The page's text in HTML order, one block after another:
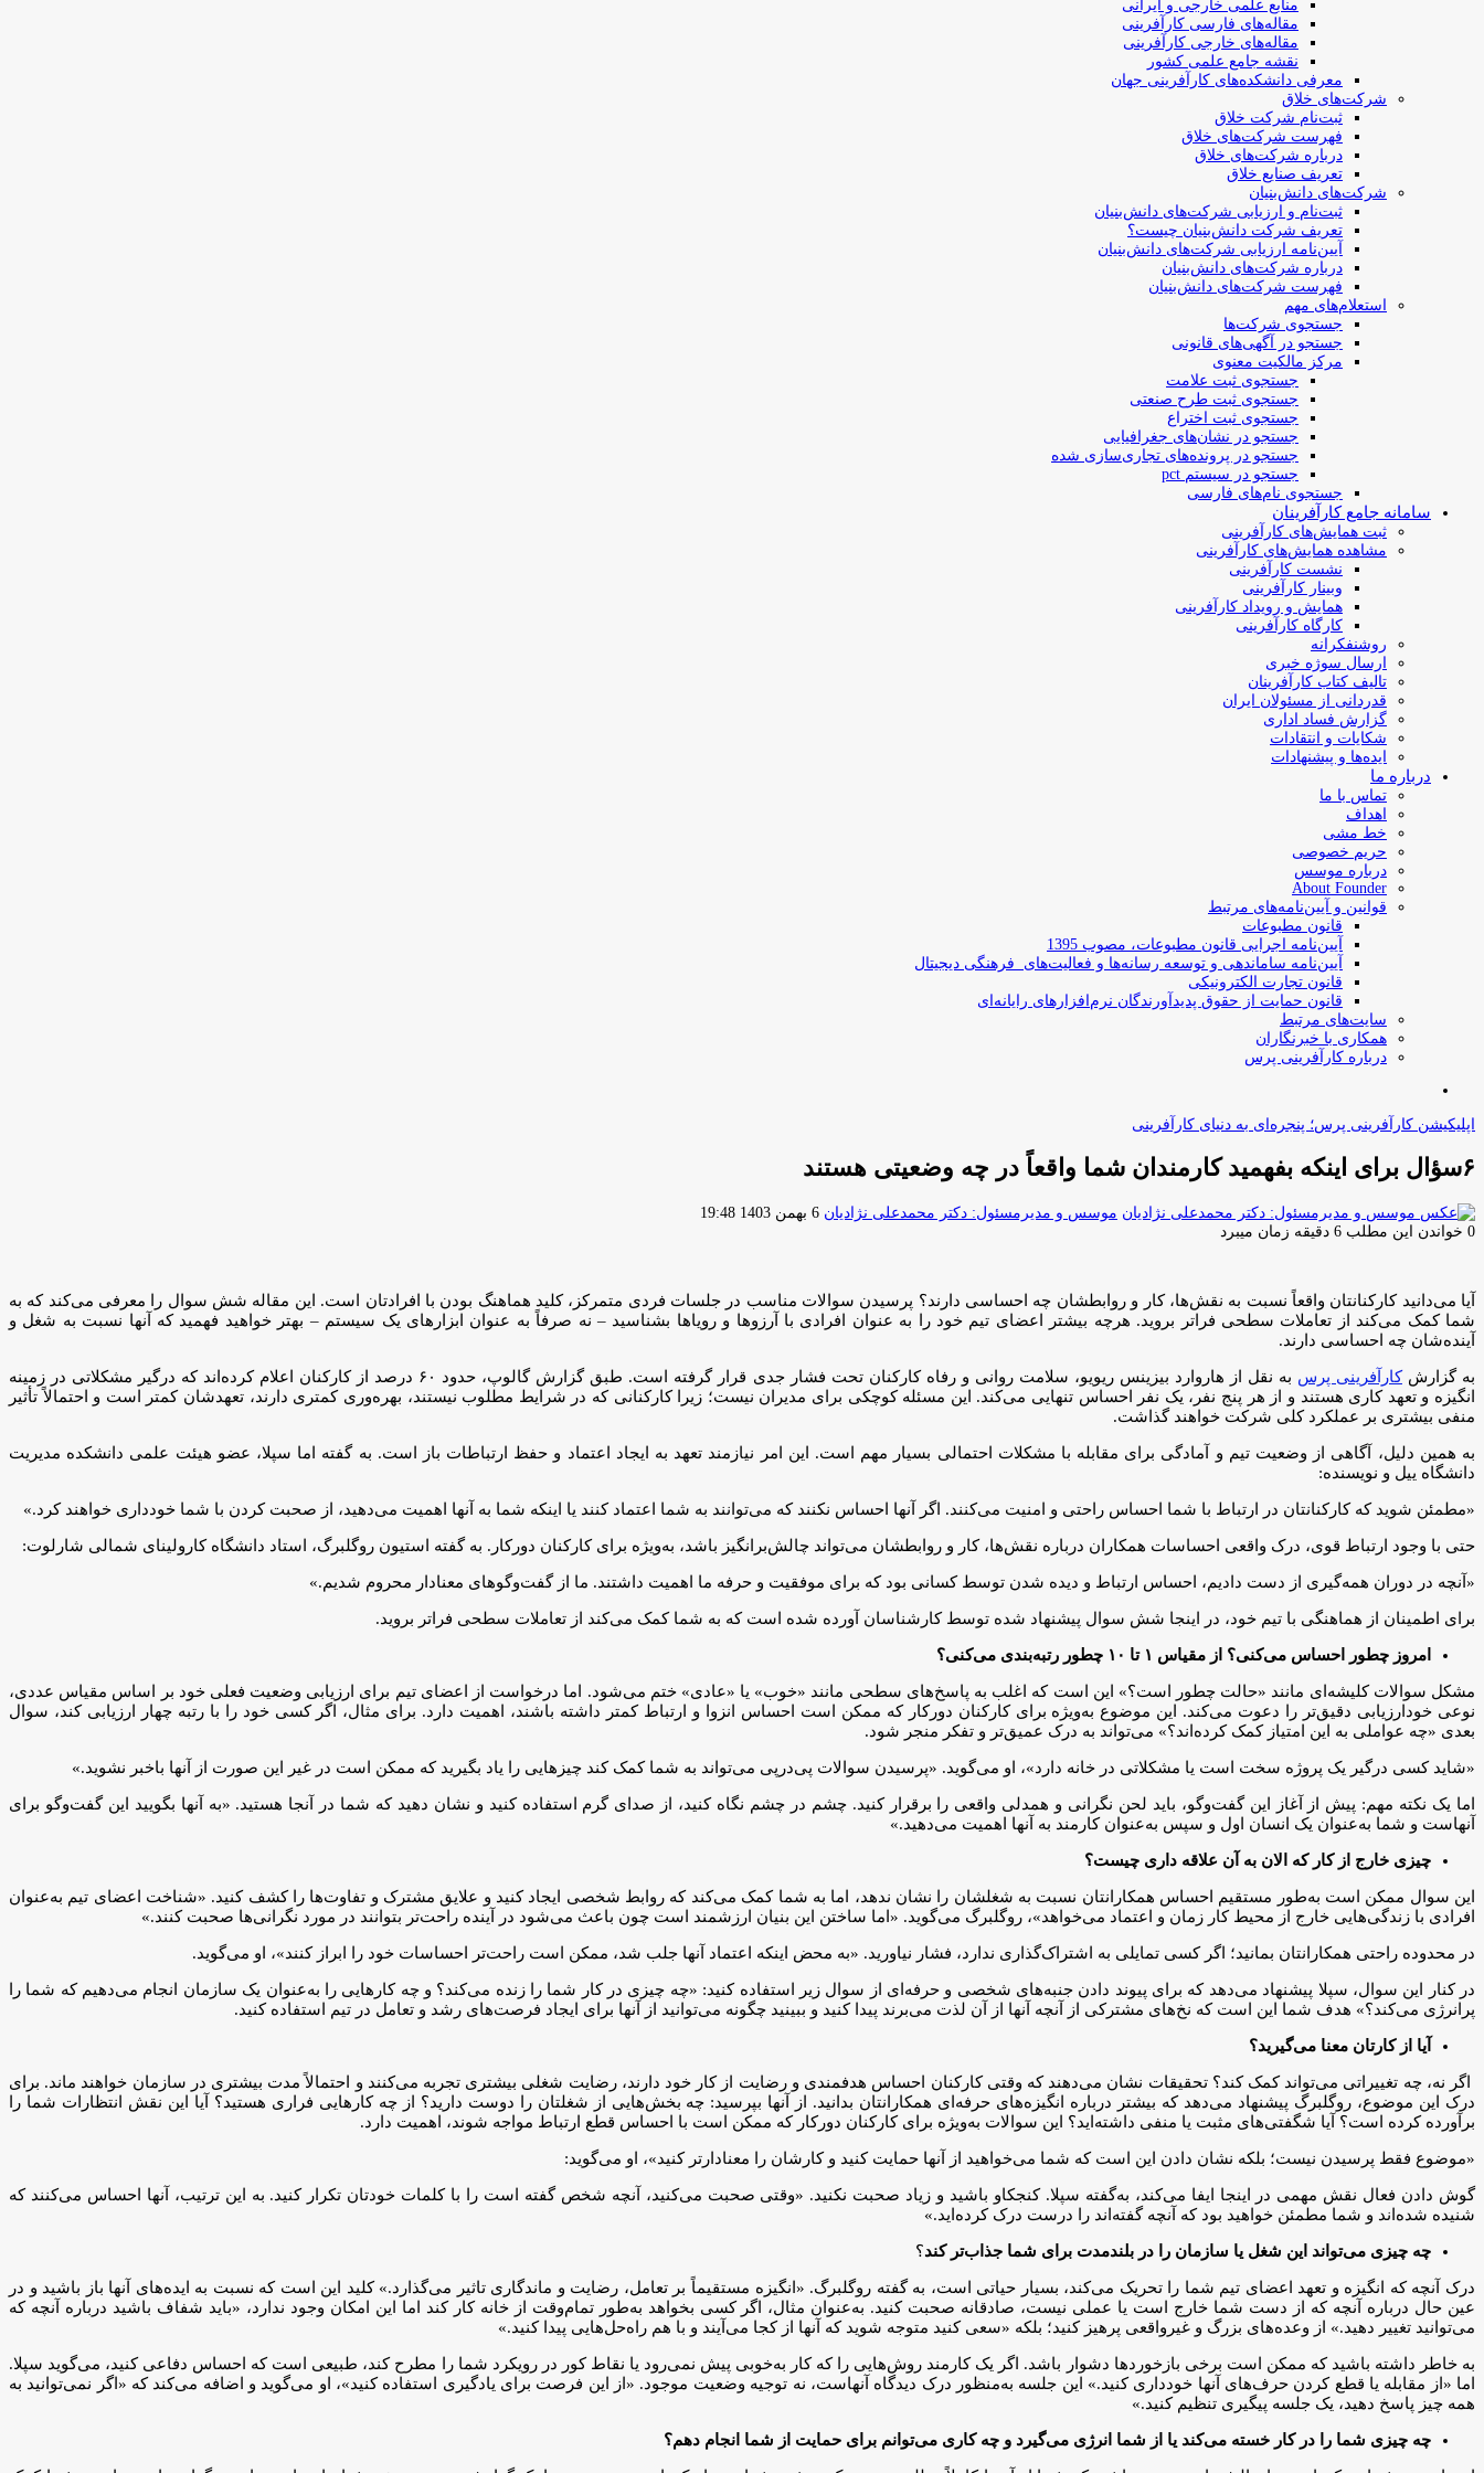
منابع علمی خارجی و ایرانی
مقاله‌های فارسی کارآفرینی
مقاله‌های خارجی کارآفرینی
نقشه جامع علمی کشور
معرفی دانشکده‌های کارآفرینی جهان
شرکت‌های خلاق
ثبت‌نام شرکت خلاق
فهرست شرکت‌های خلاق
درباره شرکت‌های خلاق
تعریف صنایع خلاق
شرکت‌های دانش‌بنیان
ثبت‌نام و ارزیابی شرکت‌های دانش‌بنیان
تعریف شرکت دانش‌بنیان چیست؟
آیین‌نامه ارزیابی شرکت‌های دانش‌بنیان
درباره شرکت‌های دانش‌بنیان
فهرست شرکت‌های دانش‌بنیان
استعلام‌های مهم
جستجوی شرکت‌ها
جستجو در آگهی‌های قانونی
مرکز مالکیت معنوی
جستجوی ثبت علامت
جستجوی ثبت طرح صنعتی
جستجوی ثبت اختراع
جستجو در نشان‌های جغرافیایی
جستجو در پرونده‌های تجاری‌سازی شده
جستجو در سیستم pct
جستجوی نام‌های فارسی
سامانه جامع کارآفرینان
ثبت همایش‌های کارآفرینی
مشاهده همایش‌های کارآفرینی
نشست کارآفرینی
وبینار کارآفرینی
همایش و رویداد کارآفرینی
کارگاه کارآفرینی
روشنفکرانه
ارسال سوژه‌ خبری
تالیف کتاب کارآفرینان
قدردانی از مسئولان ایران
گزارش فساد اداری
شکایات و انتقادات
ایده‌ها و پیشنهادات
درباره ما
تماس با ما
اهداف
خط مشی
حریم خصوصی
درباره موسس
About Founder
قوانین و آیین‌نامه‌های مرتبط
‌قانون مطبوعات
آیین‌نامه اجرایی قانون مطبوعات، مصوب 1395
آیین‌نامه سامان­دهی و توسعه رسانه­‌ها و فعالیت‌­های فرهنگی دیجیتال
قانون تجارت الکترونیکی
قانون حمایت از حقوق پدیدآورندگان نرم‌افزارهای رایانه‌ای
سایت‌های مرتبط
همکاری با خبرنگاران
درباره کارآفرینی پرس
اپلیکیشن کارآفرینی پرس؛ پنجره‌ای به دنیای کارآفرینی
۶سؤال برای اینکه بفهمید کارمندان شما واقعاً در چه وضعیتی هستند
موسس و مدیرمسئول: دکتر محمدعلی نژادیان ارسال
6 بهمن 1403 19:48
0 خواندن این مطلب 6 دقیقه زمان میبرد
آیا می‌دانید کارکنانتان واقعاً نسبت به نقش‌ها، کار و روابطشان چه احساسی دارند؟ پرسیدن سوالات مناسب در جلسات فردی متمرکز، کلید هماهنگ بودن با افرادتان است. این مقاله شش سوال را معرفی می‌کند که به
شما کمک می‌کند از تعاملات سطحی فراتر بروید. هرچه بیشتر اعضای تیم خود را به عنوان افرادی با آرزوها و رویاها بشناسید – نه صرفاً به عنوان ابزارهای یک سیستم – بهتر خواهید فهمید که آنها نسبت به شغل و
آینده‌شان چه احساسی دارند.
به گزارشکارآفرینی پرس
به نقل از هاروارد بیزینس ریویو، سلامت روانی و رفاه کارکنان تحت فشار جدی قرار گرفته است. طبق گزارش گالوپ، حدود ۶۰ درصد از کارکنان اعلام کرده‌اند که درگیر مشکلاتی در زمینه
انگیزه و تعهد کاری هستند و از هر پنج نفر، یک نفر احساس تنهایی می‌کند. این مسئله کوچکی برای مدیران نیست؛ زیرا کارکنانی که در شرایط مطلوب نیستند، بهره‌وری کمتری دارند، تعهدشان کمتر است و احتمالاً تأثیر
منفی بیشتری بر عملکرد کلی شرکت خواهند گذاشت.
به همین دلیل، آگاهی از وضعیت تیم و آمادگی برای مقابله با مشکلات احتمالی بسیار مهم است. این امر نیازمند تعهد به ایجاد اعتماد و حفظ ارتباطات باز است. به گفته اما سپلا، عضو هیئت علمی دانشکده مدیریت
دانشگاه ییل و نویسنده:
«مطمئن شوید که کارکنانتان در ارتباط با شما احساس راحتی و امنیت می‌کنند. اگر آنها احساس نکنند که می‌توانند به شما اعتماد کنند یا اینکه شما به آنها اهمیت می‌دهید، از صحبت کردن با شما خودداری خواهند کرد.»
حتی با وجود ارتباط قوی، درک واقعی احساسات همکاران درباره نقش‌ها، کار و روابطشان می‌تواند چالش‌برانگیز باشد، به‌ویژه برای کارکنان دورکار. به گفته استیون روگلبرگ، استاد دانشگاه کارولینای شمالی شارلوت:
«آنچه در دوران همه‌گیری از دست دادیم، احساس ارتباط و دیده شدن توسط کسانی بود که برای موفقیت و حرفه ما اهمیت داشتند. ما از گفت‌وگوهای معنادار محروم شدیم.»
برای اطمینان از هماهنگی با تیم خود، در اینجا شش سوال پیشنهاد شده توسط کارشناسان آورده شده است که به شما کمک می‌کند از تعاملات سطحی فراتر بروید.
امروز چطور احساس می‌کنی؟ از مقیاس ۱ تا ۱۰ چطور رتبه‌بندی می‌کنی؟
مشکل سوالات کلیشه‌ای مانند «حالت چطور است؟» این است که اغلب به پاسخ‌های سطحی مانند «خوب» یا «عادی» ختم می‌شود. اما درخواست از اعضای تیم برای ارزیابی وضعیت فعلی خود بر اساس مقیاس عددی،
نوعی خودارزیابی دقیق‌تر را دعوت می‌کند. این موضوع به‌ویژه برای کارکنان دورکار که ممکن است احساس انزوا و ارتباط کمتر داشته باشند، اهمیت دارد. برای مثال، اگر کسی خود را با رتبه چهار ارزیابی کند، سوال
بعدی «چه عواملی به این امتیاز کمک کرده‌اند؟» می‌تواند به درک عمیق‌تر و تفکر منجر شود.
«شاید کسی درگیر یک پروژه سخت است یا مشکلاتی در خانه دارد»، او می‌گوید. «پرسیدن سوالات پی‌در‌پی می‌تواند به شما کمک کند چیزهایی را یاد بگیرید که ممکن است در غیر این صورت از آنها باخبر نشوید.»
اما یک نکته مهم: پیش از آغاز این گفت‌وگو، باید لحن نگرانی و همدلی واقعی را برقرار کنید. چشم در چشم نگاه کنید، از صدای گرم استفاده کنید و نشان دهید که شما در آنجا هستید. «به آنها بگویید این گفت‌وگو برای
آنهاست و شما به‌عنوان یک انسان اول و سپس به‌عنوان کارمند به آنها اهمیت می‌دهید.»
چیزی خارج از کار که الان به آن علاقه داری چیست؟
این سوال ممکن است به‌طور مستقیم احساس همکارانتان نسبت به شغلشان را نشان ندهد، اما به شما کمک می‌کند که روابط شخصی ایجاد کنید و علایق مشترک و تفاوت‌ها را کشف کنید. «شناخت اعضای تیم به‌عنوان
افرادی با زندگی‌هایی خارج از محیط کار زمان و اعتماد می‌خواهد»، روگلبرگ می‌گوید. «اما ساختن این بنیان ارزشمند است چون باعث می‌شود در آینده راحت‌تر بتوانند در مورد نگرانی‌ها صحبت کنند.»
در محدوده راحتی همکارانتان بمانید؛ اگر کسی تمایلی به اشتراک‌گذاری ندارد، فشار نیاورید. «به محض اینکه اعتماد آنها جلب شد، ممکن است راحت‌تر احساسات خود را ابراز کنند»، او می‌گوید.
در کنار این سوال، سپلا پیشنهاد می‌دهد که برای پیوند دادن جنبه‌های شخصی و حرفه‌ای از سوال زیر استفاده کنید: «چه چیزی در کار شما را زنده می‌کند؟ و چه کارهایی را به‌عنوان یک سازمان انجام می‌دهیم که شما را
پرانرژی می‌کند؟» هدف شما این است که نخ‌های مشترکی از آنچه آنها از آن لذت می‌برند پیدا کنید و ببینید چگونه می‌توانید از آنها برای ایجاد فرصت‌های رشد و تعامل در تیم استفاده کنید.
آیا از کارتان معنا می‌گیرید؟
اگر نه، چه تغییراتی می‌تواند کمک کند؟ تحقیقات نشان می‌دهند که وقتی کارکنان احساس هدفمندی و رضایت از کار خود دارند، رضایت شغلی بیشتری تجربه می‌کنند و احتمالاً مدت بیشتری در سازمان خواهند ماند. برای
درک این موضوع، روگلبرگ پیشنهاد می‌دهد که بیشتر درباره انگیزه‌های حرفه‌ای همکارانتان بدانید. از آنها بپرسید: چه بخش‌هایی از شغلتان را دوست دارید؟ از چه کارهایی فراری هستید؟ آیا این نقش انتظارات شما را
برآورده کرده است؟ آیا شگفتی‌های مثبت یا منفی داشته‌اید؟ این سوالات به‌ویژه برای کارکنان دورکار که ممکن است با احساس قطع ارتباط مواجه شوند، اهمیت دارد.
«موضوع فقط پرسیدن نیست؛ بلکه نشان دادن این است که شما می‌خواهید از آنها حمایت کنید و کارشان را معنادارتر کنید»، او می‌گوید:
گوش دادن فعال نقش مهمی در اینجا ایفا می‌کند، به‌گفته سپلا. کنجکاو باشید و زیاد صحبت نکنید. «وقتی صحبت می‌کنید، آنچه شخص گفته است را با کلمات خودتان تکرار کنید. به این ترتیب، آنها احساس می‌کنند که
شنیده شده‌اند و شما مطمئن خواهید بود که آنچه گفته‌اند را درست درک کرده‌اید.»
چه چیزی می‌تواند این شغل یا سازمان را در بلندمدت برای شما جذاب‌تر کند؟
درک آنچه که انگیزه و تعهد اعضای تیم شما را تحریک می‌کند، بسیار حیاتی است، به گفته روگلبرگ. «انگیزه مستقیماً بر تعامل، رضایت و ماندگاری تاثیر می‌گذارد.» کلید این است که نسبت به ایده‌های آنها باز باشید و در
عین حال درباره آنچه که از دست شما خارج است یا عملی نیست، صادقانه صحبت کنید. به‌عنوان مثال، اگر کسی بخواهد به‌طور تمام‌وقت از خانه کار کند اما این امکان وجود ندارد، «باید شفاف باشید درباره آنچه که
می‌توانید تغییر دهید.» از وعده‌های بزرگ و غیرواقعی پرهیز کنید؛ بلکه «سعی کنید متوجه شوید که آنها از کجا می‌آیند و با هم راه‌حل‌هایی پیدا کنید.»
به خاطر داشته باشید که ممکن است برخی بازخوردها دشوار باشد. اگر یک کارمند روش‌هایی را که کار به‌خوبی پیش نمی‌رود یا نقاط کور در رویکرد شما را مطرح کند، طبیعی است که احساس دفاعی کنید، می‌گوید سپلا.
اما «از مقابله یا قطع کردن حرف‌های آنها خودداری کنید.» این جلسه به‌منظور درک دیدگاه آنهاست، نه توجیه وضعیت موجود. «از این فرصت برای یادگیری استفاده کنید»، او می‌گوید و اضافه می‌کند که «اگر نمی‌توانید به
همه چیز پاسخ دهید، یک جلسه پیگیری تنظیم کنید.»
چه چیزی شما را در کار خسته می‌کند یا از شما انرژی می‌گیرد و چه کاری می‌توانم برای حمایت از شما انجام دهم؟